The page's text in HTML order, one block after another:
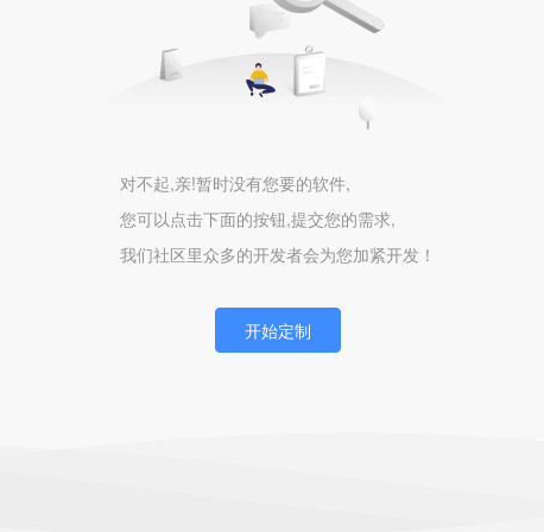
对不起,亲!暂时没有您要的软件,
您可以点击下面的按钮,提交您的需求,
我们社区里众多的开发者会为您加紧开发！
开始定制